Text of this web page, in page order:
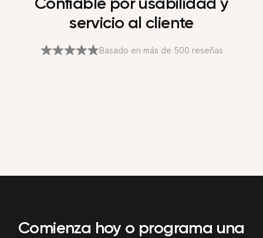
Confiable por usabilidad y
servicio al cliente
Basado en más de 500 reseñas
Comienza hoy o programa una